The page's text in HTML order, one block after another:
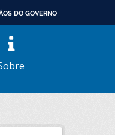
DO GOVERNO